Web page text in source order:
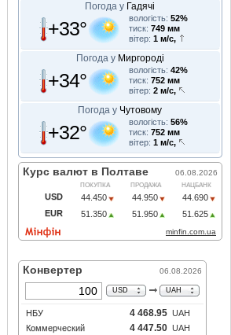
Погода у Гадячі
+33° вологість: 52%
тиск: 749 мм
вітер: 1 м/с,
Погода у Миргороді
+34° вологість: 42%
тиск: 752 мм
вітер: 2 м/с,
Погода у Чутовому
+32° вологість: 56%
тиск: 752 мм
вітер: 1 м/с,